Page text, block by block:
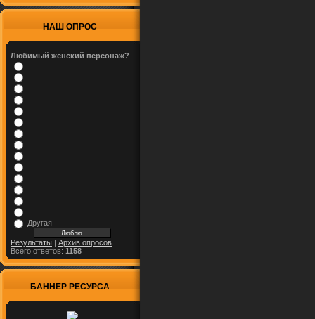
НАШ ОПРОС
Любимый женский персонаж?
Другая
Результаты | Архив опросов
Всего ответов: 1158
БАННЕР РЕСУРСА